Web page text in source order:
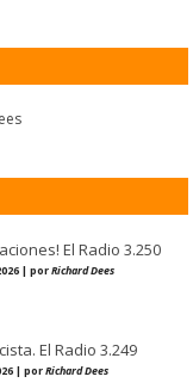
El Radio 3.250
| porRichard Dees
El Radio 3.249
| porRichard Dees